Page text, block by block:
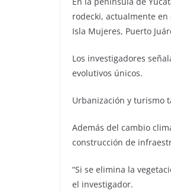
rodecki, actualmente
Isla Mujeres, Puerto
Los investigadores
evolutivos únicos.
Urbanización y turismo
Además del cambio
construcción de
“Si se elimina la
el investigador.